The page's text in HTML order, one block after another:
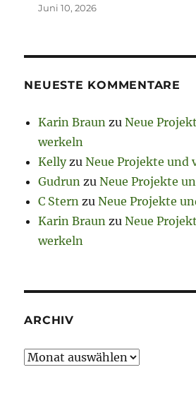
Juni 10, 2026
NEUESTE KOMMENTARE
Karin Braun zuNeue
werkeln
KellyzuNeue Projekte und
Gudrun zuNeue Projekte
C Stern zuNeue Projekte
Karin Braun zuNeue
werkeln
ARCHIV
Archiv